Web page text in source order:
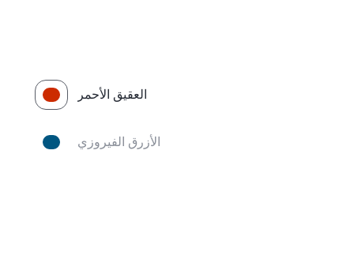
العقيق الأحمر
الأزرق الفيروزي